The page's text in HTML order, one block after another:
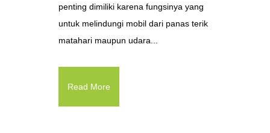
penting dimiliki karena fungsinya yang
untuk melindungi mobil dari panas terik
matahari maupun udara...
Read More